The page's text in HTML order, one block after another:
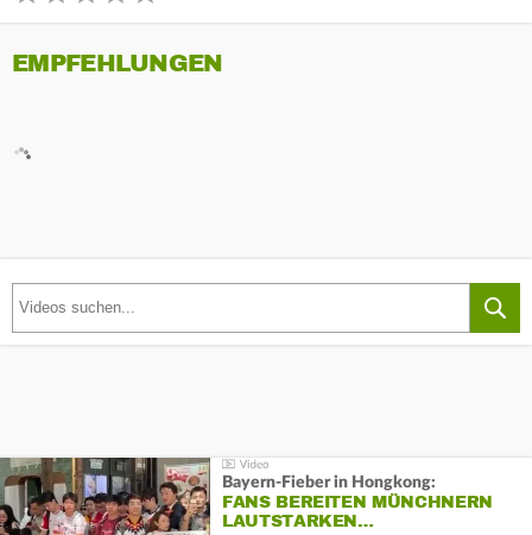
EMPFEHLUNGEN
Bayern-Fieber in Hongkong:
FANS BEREITEN MÜNCHNERN
LAUTSTARKEN…